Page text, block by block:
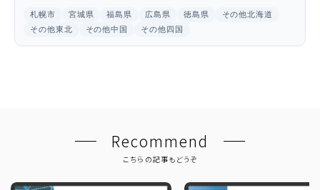
札幌市 宮城県 福島県 広島県 徳島県
その他北海道
その他東北
その他中国 その他四国
Recommend
こちらの記事もどうぞ